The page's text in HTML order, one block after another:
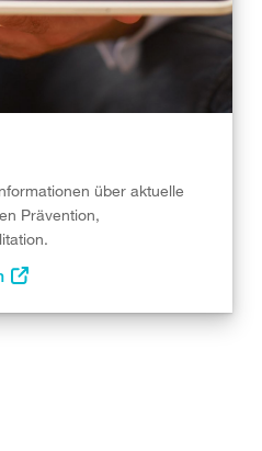
über aktuelle
Prävention,